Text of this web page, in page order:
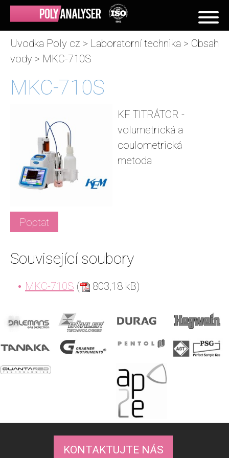
Uvodka Poly cz > Laboratorní technika > Obsah
vody > MKC-710S
MKC-710S
KF TITRÁTOR -
volumetrická a
coulometrická
metoda
Poptat
Související soubory
MKC-710S ( 803,18 kB)
KONTAKTUJTE NÁS